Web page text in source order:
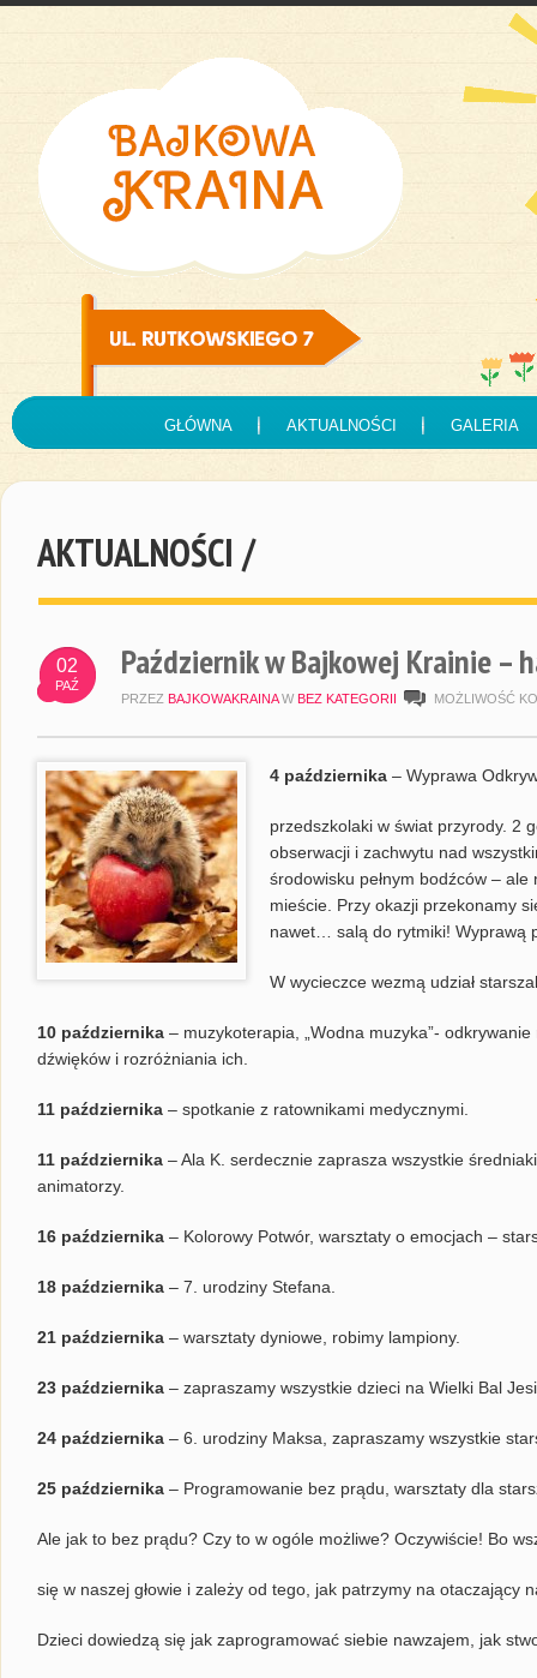
GŁÓWNA AKTUALNOŚCI GALERIA
AKTUALNOŚCI /
02
PAŹ
Październik w Bajkowej Krainie –
PRZEZ BAJKOWAKRAINA W BEZ KATEGORII MOŻLIWOŚĆ
4 października – Wyprawa
przedszkolaki w świat przyrody. 2
obserwacji i zachwytu nad
środowisku pełnym bodźców –
mieście. Przy okazji przekonamy
nawet… salą do rytmiki! Wyprawą
W wycieczce wezmą udział
10 października – muzykoterapia, „Wodna muzyka”-
dźwięków i rozróżniania ich.
11 października – spotkanie z ratownikami medycznymi.
11 października – Ala K. serdecznie zaprasza wszystkie
animatorzy.
16 października – Kolorowy Potwór, warsztaty o emocjach –
18 października – 7. urodziny Stefana.
21 października – warsztaty dyniowe, robimy lampiony.
23 października – zapraszamy wszystkie dzieci na Wielki Bal
24 października – 6. urodziny Maksa, zapraszamy wszystkie
25 października – Programowanie bez prądu, warsztaty dla
Ale jak to bez prądu? Czy to w ogóle możliwe? Oczywiście! Bo
się w naszej głowie i zależy od tego, jak patrzymy na otaczający
Dzieci dowiedzą się jak zaprogramować siebie nawzajem, jak